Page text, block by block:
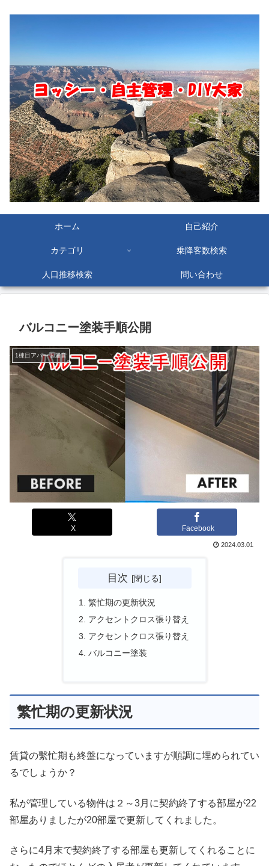
ホーム 自己紹介
カテゴリ 乗降客数検索
人口推移検索 問い合わせ
バルコニー塗装手順公開
1棟目アパート運営
X Facebook
2024.03.01
目次
繁忙期の更新状況
アクセントクロス張り替え
アクセントクロス張り替え
バルコニー塗装
繁忙期の更新状況
賃貸の繫忙期も終盤になっていますが順調に埋められてい
るでしょうか？
私が管理している物件は２～3月に契約終了する部屋が22
部屋ありましたが20部屋で更新してくれました。
さらに4月末で契約終了する部屋も更新してくれることに